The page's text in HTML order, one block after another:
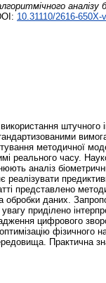
аналізу
10.31110/2616-650X-
штучного
методичної
реального часу.
аналіз
представлено
даних.
приділено
цифрового
Практична